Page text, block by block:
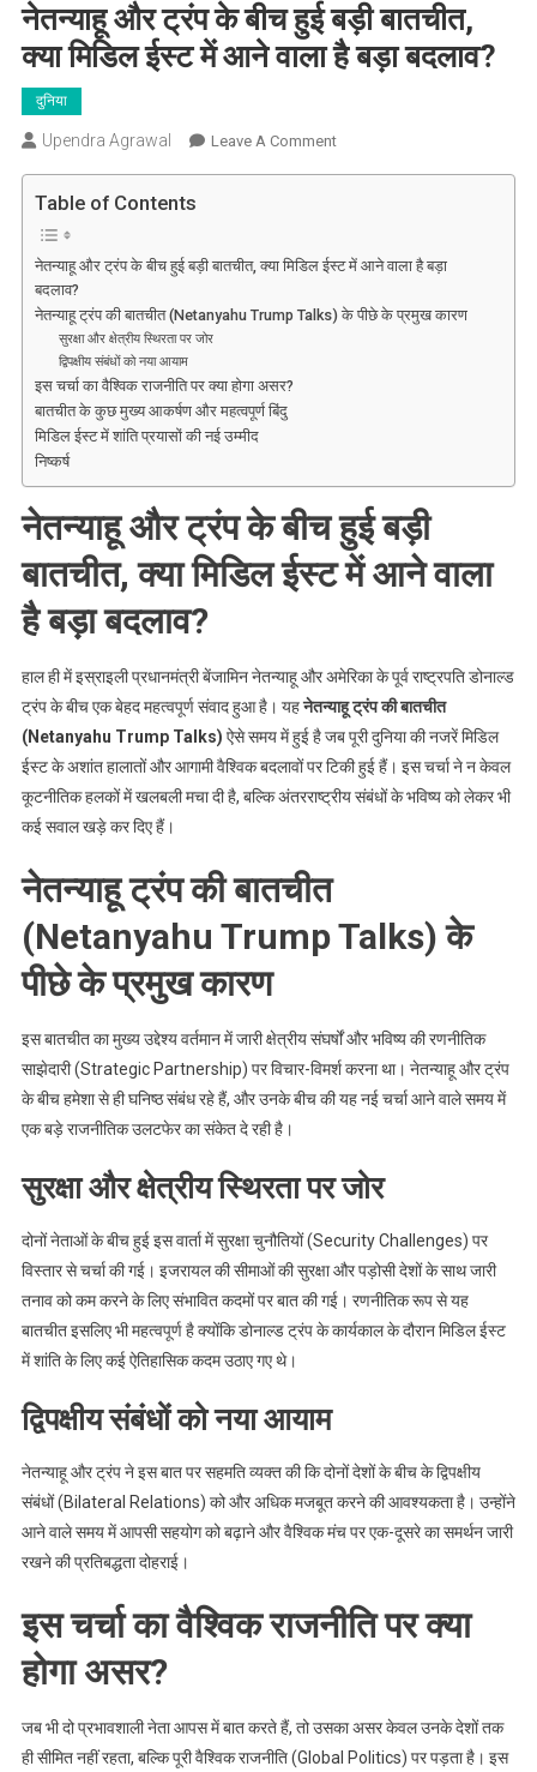
नेतन्याहू और ट्रंप के बीच हुई बड़ी बातचीत,
क्या मिडिल ईस्ट में आने वाला है बड़ा बदलाव?
दुनिया
Upendra Agrawal Leave A CommentOn
हुई
वाला
है
बड़ा
Table of Contents
नेतन्याहू और ट्रंप के बीच हुई बड़ी बातचीत, क्या मिडिल ईस्ट में आने वाला है बड़ा
बदलाव?
नेतन्याहू ट्रंप की बातचीत (Netanyahu Trump Talks) के पीछे के प्रमुख कारण
सुरक्षा और क्षेत्रीय स्थिरता पर जोर
द्विपक्षीय संबंधों को नया आयाम
इस चर्चा का वैश्विक राजनीति पर क्या होगा असर?
बातचीत के कुछ मुख्य आकर्षण और महत्वपूर्ण बिंदु
मिडिल ईस्ट में शांति प्रयासों की नई उम्मीद
निष्कर्ष
नेतन्याहू और ट्रंप के बीच हुई बड़ी
बातचीत, क्या मिडिल ईस्ट में आने वाला
है बड़ा बदलाव?
हाल ही में इस्राइली प्रधानमंत्री बेंजामिन नेतन्याहू और अमेरिका के पूर्व राष्ट्रपति डोनाल्ड
ट्रंप के बीच एक बेहद महत्वपूर्ण संवाद हुआ है। यहनेतन्याहू ट्रंप की बातचीत
(Netanyahu Trump Talks) ऐसे समय में हुई है जब पूरी दुनिया की नजरें मिडिल
ईस्ट के अशांत हालातों और आगामी वैश्विक बदलावों पर टिकी हुई हैं। इस चर्चा ने न केवल
कूटनीतिक हलकों में खलबली मचा दी है, बल्कि अंतरराष्ट्रीय संबंधों के भविष्य को लेकर भी
कई सवाल खड़े कर दिए हैं।
नेतन्याहू ट्रंप की बातचीत
(Netanyahu Trump Talks) के
पीछे के प्रमुख कारण
इस बातचीत का मुख्य उद्देश्य वर्तमान में जारी क्षेत्रीय संघर्षों और भविष्य की रणनीतिक
साझेदारी (Strategic Partnership) पर विचार-विमर्श करना था। नेतन्याहू और ट्रंप
के बीच हमेशा से ही घनिष्ठ संबंध रहे हैं, और उनके बीच की यह नई चर्चा आने वाले समय में
एक बड़े राजनीतिक उलटफेर का संकेत दे रही है।
सुरक्षा और क्षेत्रीय स्थिरता पर जोर
दोनों नेताओं के बीच हुई इस वार्ता में सुरक्षा चुनौतियों (Security Challenges) पर
विस्तार से चर्चा की गई। इजरायल की सीमाओं की सुरक्षा और पड़ोसी देशों के साथ जारी
तनाव को कम करने के लिए संभावित कदमों पर बात की गई। रणनीतिक रूप से यह
बातचीत इसलिए भी महत्वपूर्ण है क्योंकि डोनाल्ड ट्रंप के कार्यकाल के दौरान मिडिल ईस्ट
में शांति के लिए कई ऐतिहासिक कदम उठाए गए थे।
द्विपक्षीय संबंधों को नया आयाम
नेतन्याहू और ट्रंप ने इस बात पर सहमति व्यक्त की कि दोनों देशों के बीच के द्विपक्षीय
संबंधों (Bilateral Relations) को और अधिक मजबूत करने की आवश्यकता है। उन्होंने
आने वाले समय में आपसी सहयोग को बढ़ाने और वैश्विक मंच पर एक-दूसरे का समर्थन जारी
रखने की प्रतिबद्धता दोहराई।
इस चर्चा का वैश्विक राजनीति पर क्या
होगा असर?
जब भी दो प्रभावशाली नेता आपस में बात करते हैं, तो उसका असर केवल उनके देशों तक
ही सीमित नहीं रहता, बल्कि पूरी वैश्विक राजनीति (Global Politics) पर पड़ता है। इस